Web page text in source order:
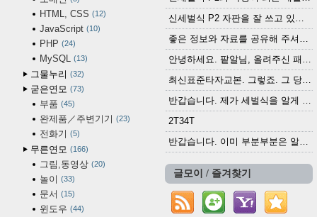
HTML, CSS 12
JavaScript 10
PHP 24
MySQL 13
그물누리 32
굳은연모 73
부품 45
완제품／주변기기 23
전화기 5
무른연모 166
그림,동영상 20
놀이 33
문서 15
윈도우 44
최신표준타자교본. 그렇죠. 그 당시에 최신 표준...
2T34T
반갑습니다. 이미 부분부분은 알려진 정보들이...
글모이 / 즐겨찾기